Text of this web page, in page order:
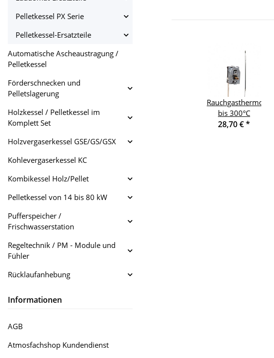
Rauchgasthermostat
bis 300°C
28,70 €*
Pelletkessel PX Serie
Pelletkessel-Ersatzteile
Automatische Ascheaustragung /
Pelletkessel
Förderschnecken und
Pelletslagerung
Holzkessel / Pelletkessel im
Komplett Set
Holzvergaserkessel GSE/GS/GSX
Kohlevergaserkessel KC
Kombikessel Holz/Pellet
Pelletkessel von 14 bis 80 kW
Pufferspeicher /
Frischwasserstation
Regeltechnik / PM - Module und
Fühler
Rücklaufanhebung
Informationen
AGB
Atmosfachshop Kundendienst